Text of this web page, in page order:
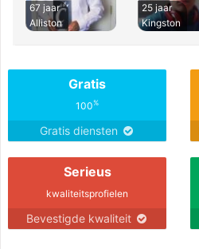
67 jaar
Alliston
25 jaar
Kingston
Gratis
100%
Gratis diensten
Serieus
kwaliteitsprofielen
Bevestigde kwaliteit